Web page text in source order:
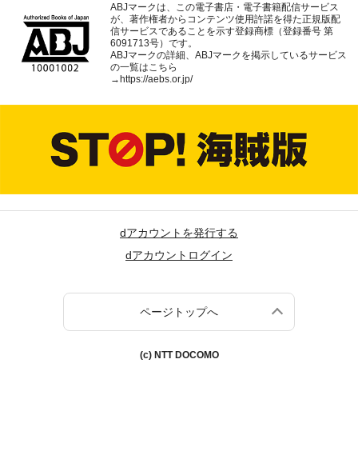
ABJマークは、この電子書店・電子書籍配信サービス
が、著作権者からコンテンツ使用許諾を得た正規版配
信サービスであることを示す登録商標（登録番号 第
6091713号）です。
ABJマークの詳細、ABJマークを掲示しているサービス
の一覧はこちら
→https://aebs.or.jp/
dアカウントを発行する
dアカウントログイン
ページトップへ
(c) NTT DOCOMO